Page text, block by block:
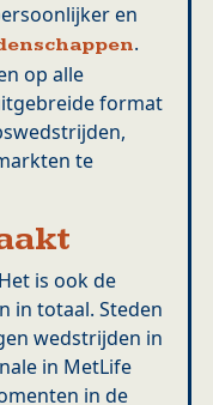
en
.
op alle
format
te
is ook de
in totaal. Steden
wedstrijden in
in MetLife
in de